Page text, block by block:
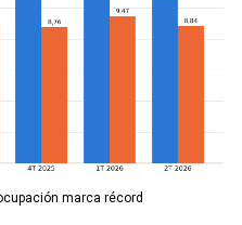
marca récord